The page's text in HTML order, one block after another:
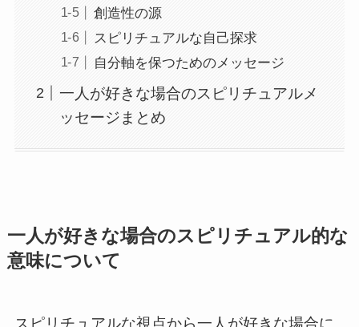
創造性の源
スピリチュアルな自己探求
自分軸を保つためのメッセージ
一人が好きな場合のスピリチュアルメ
ッセージまとめ
一人が好きな場合のスピリチュアル的な
意味について
スピリチュアルな視点から一人が好きな場合に